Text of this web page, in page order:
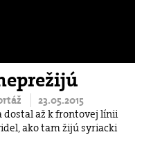
23.05.2015
dostal až k frontovej línii
ako tam žijú syriacki